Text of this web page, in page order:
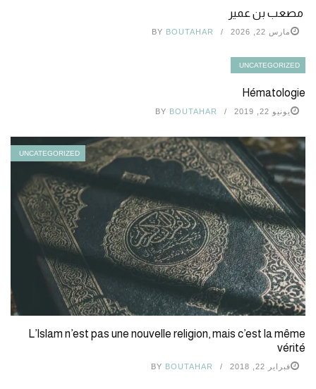
مصعب بن عمير
مارس 22, 2026 BY BOUTAHAR
UNCATEGORIZED
Hématologie
يونيو 22, 2019 BY BOUTAHAR
UNCATEGORIZED
L’Islam n’est pas une nouvelle religion, mais c’est la même
vérité
فبراير 22, 2018 BY BOUTAHAR